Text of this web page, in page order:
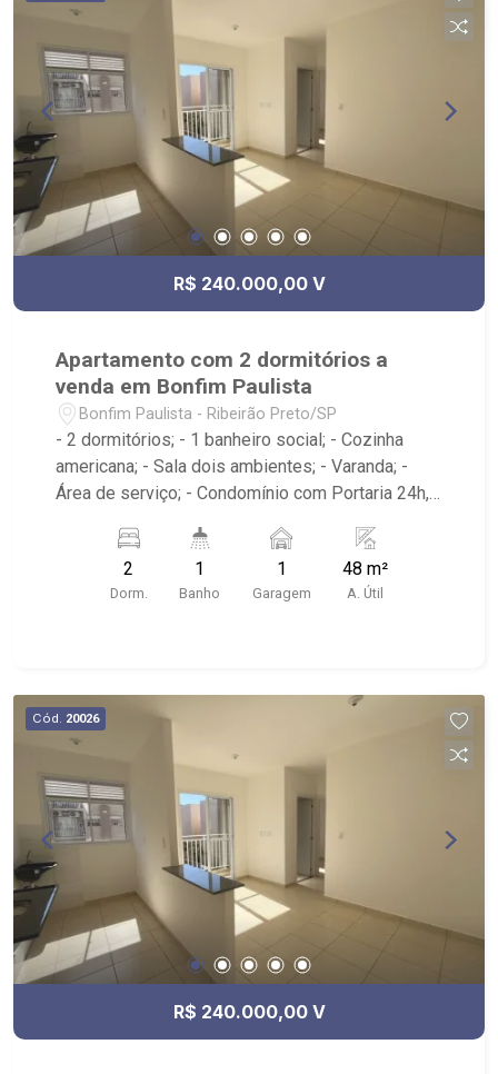
R$ 240.000,00 V
Apartamento com 2 dormitórios a
venda em Bonfim Paulista
Bonfim Paulista - Ribeirão Preto/SP
- 2 dormitórios; - 1 banheiro social; - Cozinha
americana; - Sala dois ambientes; - Varanda; -
Área de serviço; - Condomínio com Portaria 24h,
Próximo à DaniBe FullStore, Bola na Grama
Bonfim, Baterias Batex, supermercado Gricki e
Centro de Bonfim;
2
Dorm.
1
Banho
1
Garagem
48 m²
A. Útil
Cód. 20026
R$ 240.000,00 V